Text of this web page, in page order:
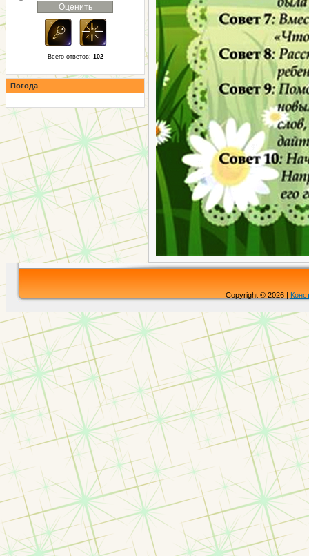
Всего ответов: 102
Погода
Copyright © 2026 |